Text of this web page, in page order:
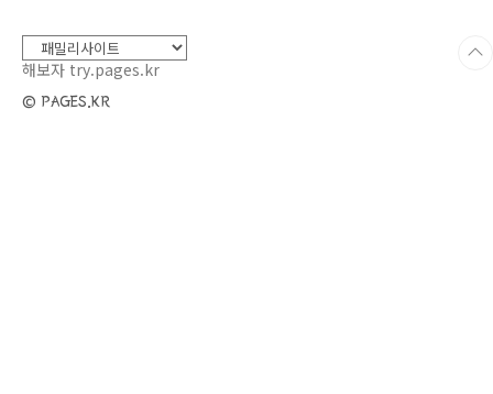
있어 이번 둘째 때가 아쉽다. 가끔씩 만나 이야기
했던 분들과도 코로나 이후 전..
해보자 try.pages.kr
© PAGES.KR